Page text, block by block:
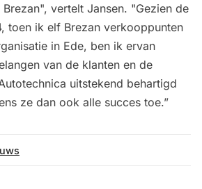
vertelt Jansen. "Gezien de
toen ik elf Brezan verkooppunten
in Ede, ben ik ervan
van de klanten en de
uitstekend behartigd
ze dan ook alle succes toe.”